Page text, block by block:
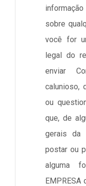
sobre
você for
legal do
enviar
calunioso,
ou
que, de
gerais da
postar ou
alguma